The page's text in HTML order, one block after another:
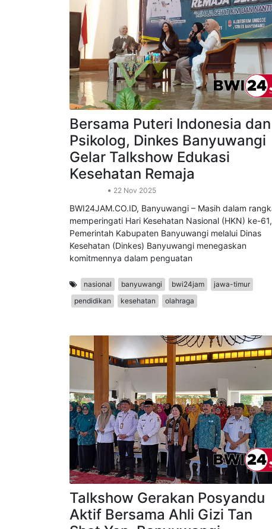
Bersama Puteri Indonesia dan
Psikolog, Dinkes Banyuwangi
Gelar Talkshow Edukasi
Kesehatan Remaja
Kesehatan 22 Nov 2025
BWI24JAM.CO.ID, Banyuwangi – Masih dalam rangka
memperingati Hari Kesehatan Nasional (HKN) ke-61,
Kesehatan (Dinkes) Banyuwangi menegaskan
komitmennya dalam penguatan
pendidikan
kesehatan olahraga